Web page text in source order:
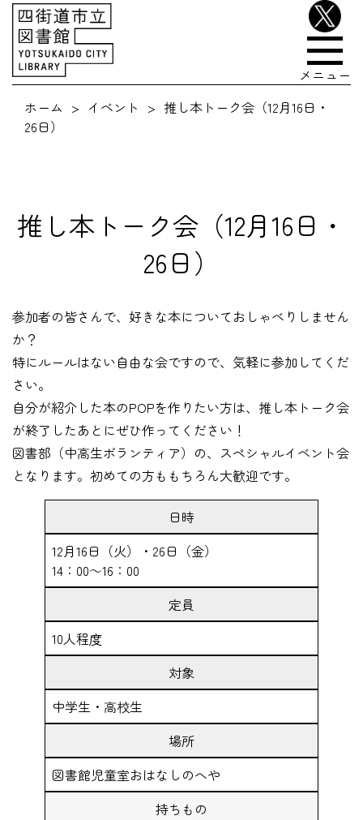
メニュー
ホーム
イベント
推し本トーク会（12月16日・
26日）
推し本トーク会（12月16日・
26日）
参加者の皆さんで、好きな本についておしゃべりしません
か？
特にルールはない自由な会ですので、気軽に参加してくだ
さい。
自分が紹介した本のPOPを作りたい方は、推し本トーク会
が終了したあとにぜひ作ってください！
図書部（中高生ボランティア）の、スペシャルイベント会
となります。初めての方ももちろん大歓迎です。
日時
12月16日（火）・26日（金）
14：00～16：00
定員
10人程度
対象
中学生・高校生
場所
図書館児童室おはなしのへや
持ちもの